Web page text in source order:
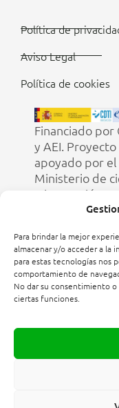
Para brindar la mejor
almacenar y/o acceder a la
para estas tecnologías nos
comportamiento de
No dar su consentimiento
ciertas funciones.
Política de
Aviso Legal
Política de cookies
Financiado por
y AEI. Proyecto
apoyado por el
Ministerio de
e innovación